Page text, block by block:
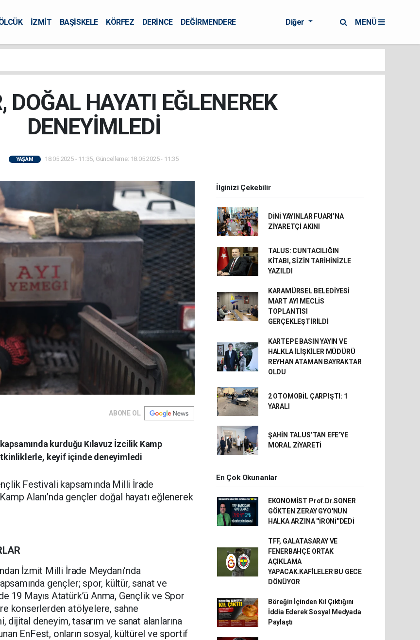
İZMİT BAŞİSKELE KÖRFEZ DERİNCE
DEĞİRMENDERE
Diğer MENÜ
DOĞAL HAYATI EĞLENEREK
DENEYİMLEDİ
YAŞAM 18.05.2025 - 11:35, Güncelleme: 18.05.2025 - 11:35
ABONE OL
kurduğu Kılavuz İzcilik Kamp
keyif içinde deneyimledi
Festivali kapsamında Milli İrade
Alanı’nda gençler doğal hayatı eğlenerek
İzmit Milli İrade Meydanı’nda
gençler; spor, kültür, sanat ve
Mayıs Atatürk’ü Anma, Gençlik ve Spor
konserlerden atölyelere, sahne
deneyim, tasarım ve sanat alanlarına
EnFest, onların sosyal, kültürel ve sportif
İlginizi Çekebilir
DİNİ YAYINLAR FUARI’NA
ZİYARETÇİ AKINI
TALUS: CUNTACILIĞIN
KİTABI, SİZİN TARİHİNİZLE
YAZILDI
KARAMÜRSEL BELEDİYESİ
MART AYI MECLİS
TOPLANTISI
GERÇEKLEŞTİRİLDİ
KARTEPE BASIN YAYIN VE
HALKLA İLİŞKİLER MÜDÜRÜ
REYHAN ATAMAN BAYRAKTAR
OLDU
2 OTOMOBİL ÇARPIŞTI: 1
YARALI
ŞAHİN TALUS’TAN EFE’YE
MORAL ZİYARETİ
En Çok Okunanlar
EKONOMİST Prof.Dr.SONER
GÖKTEN ZERAY GYO'NUN
HALKA ARZINA ''İRONİ''DEDİ
TFF, GALATASARAY VE
FENERBAHÇE ORTAK
AÇIKLAMA
YAPACAK.KAFİLELER BU GECE
DÖNÜYOR
Böreğin İçinden Kıl Çıktığını
İddia Ederek Sosyal Medyada
Paylaştı